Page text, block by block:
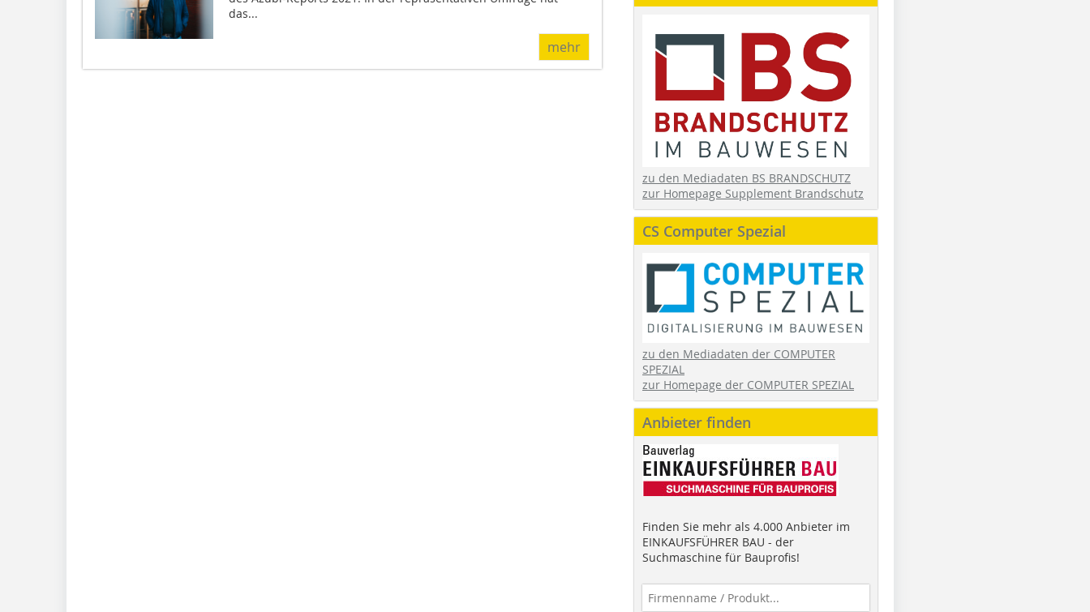
das...
mehr
zu den Mediadaten BS BRANDSCHUTZ
zur Homepage Supplement Brandschutz
CS Computer Spezial
zu den Mediadaten der COMPUTER
SPEZIAL
zur Homepage der COMPUTER SPEZIAL
Anbieter finden
Finden Sie mehr als 4.000 Anbieter im
EINKAUFSFÜHRER BAU - der
Suchmaschine für Bauprofis!